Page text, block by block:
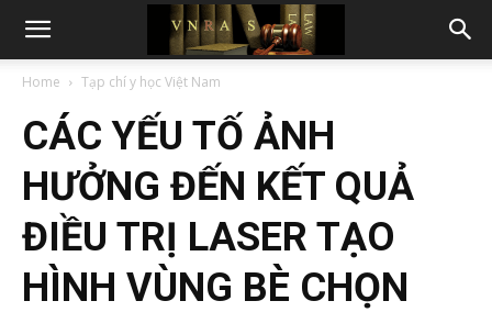
Home Tạp chí y học Việt Nam
CÁC YẾU TỐ ẢNH
HƯỞNG ĐẾN KẾT QUẢ
ĐIỀU TRỊ LASER TẠO
HÌNH VÙNG BÈ CHỌN